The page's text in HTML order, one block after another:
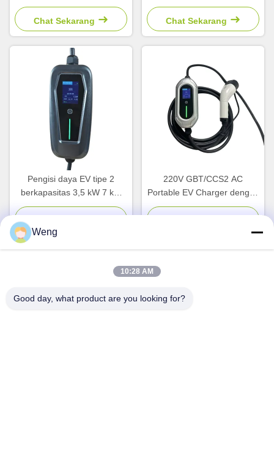
7KW TYPE 2 Standar
antarmuka dan bersertifikat
CE untuk kendaraan energi
baru
Chat Sekarang
Mobil AC CCS Type 2 220V
Berbagai ukuran untuk
semua mobil
Chat Sekarang
Pengisi daya EV tipe 2
berkapasitas 3,5 kW 7 kW
22 kW yang dapat
berhenti arus dan darurat
220V GBT/CCS2 AC
Portable EV Charger dengan
daya keluar 3,5 kW dan
meter untuk pengisian cepat
Weng
10:28 AM
Good day, what product are you looking for?